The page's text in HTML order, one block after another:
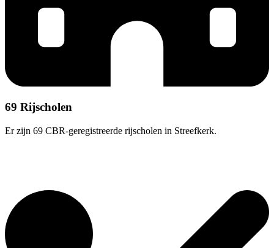
69 Rijscholen
Er zijn 69 CBR-geregistreerde rijscholen in Streefkerk.